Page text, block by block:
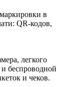
в
QR-кодов,
легкого
беспроводной
и чеков.